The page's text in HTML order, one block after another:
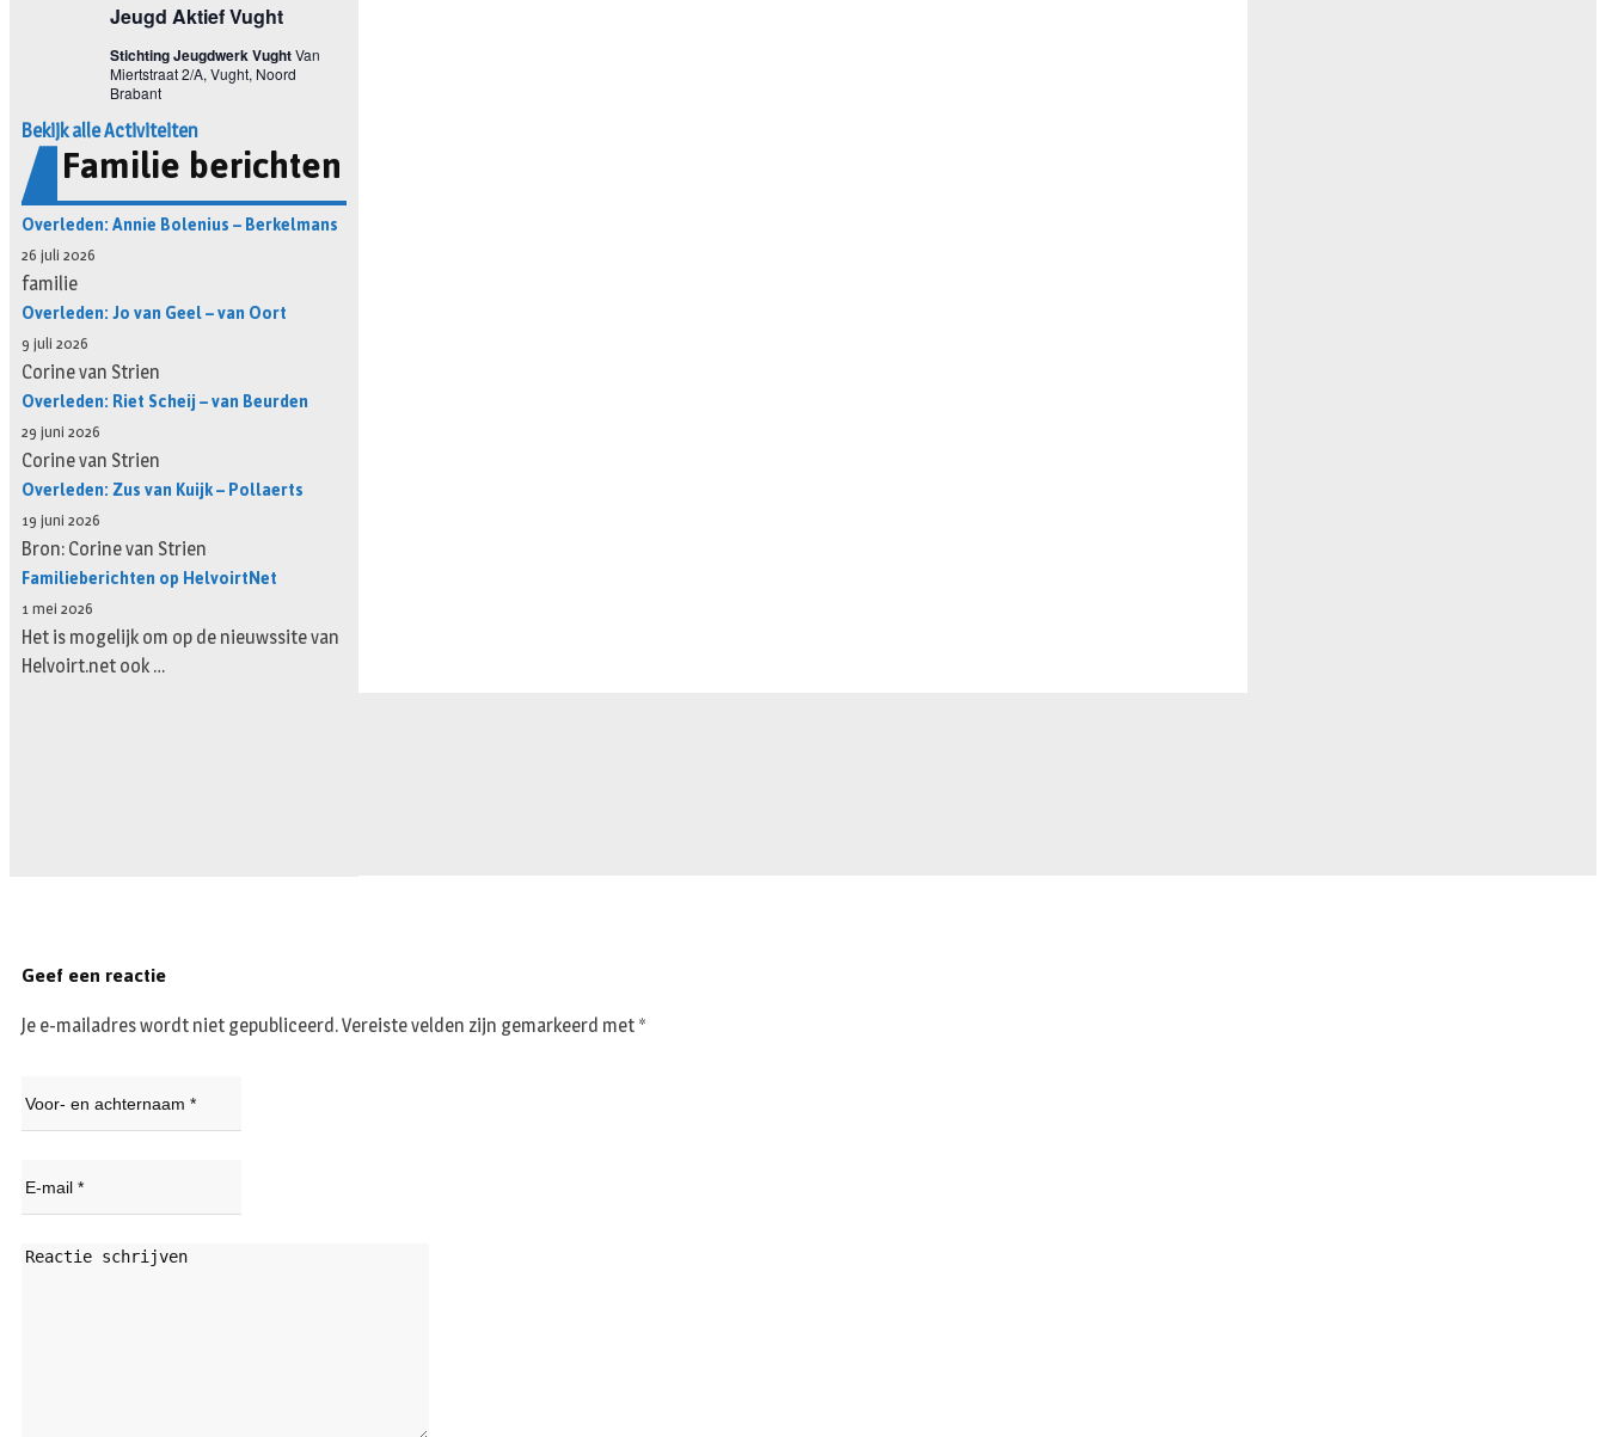
Bekijk alle Activiteiten
Familie berichten
Overleden: Annie Bolenius – Berkelmans
26 juli 2026
familie
Overleden: Jo van Geel – van Oort
9 juli 2026
Corine van Strien
Overleden: Riet Scheij – van Beurden
29 juni 2026
Corine van Strien
Overleden: Zus van Kuijk – Pollaerts
19 juni 2026
Bron: Corine van Strien
Familieberichten op HelvoirtNet
1 mei 2026
Het is mogelijk om op de nieuwssite van
Helvoirt.net ook …
Geef een reactie
Je e-mailadres wordt niet gepubliceerd.Vereiste velden zijn gemarkeerd met *